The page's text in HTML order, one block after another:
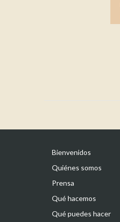
Bienvenidos
Quiénes somos
Prensa
Qué hacemos
Qué puedes hacer